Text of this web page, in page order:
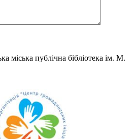
міська публічна бібліотека ім. М.